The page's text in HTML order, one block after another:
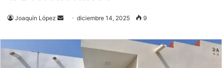
Joaquín López
Send
email
diciembre 14, 2025 9